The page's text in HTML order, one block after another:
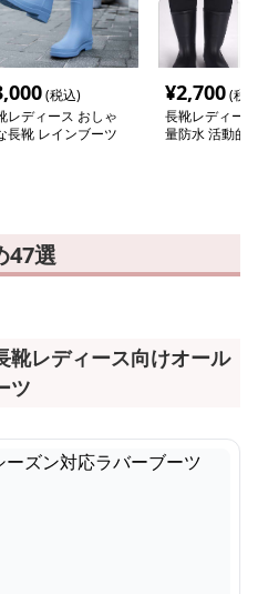
(税込)
レディース おしゃ
長靴 レインブーツ
¥2,700(税
長靴レディー
量防水 活動的
47選
靴レディース向けオール
ツ